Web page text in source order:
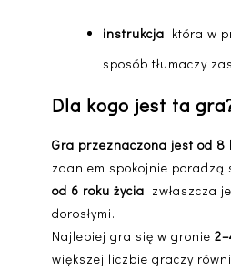
instrukcja, która w
sposób tłumaczy
Dla kogo jest ta
Gra przeznaczona jest od 8
zdaniem spokojnie poradzą
od 6 roku życia, zwłaszcza
dorosłymi.
Najlepiej gra się w gronie
większej liczbie graczy